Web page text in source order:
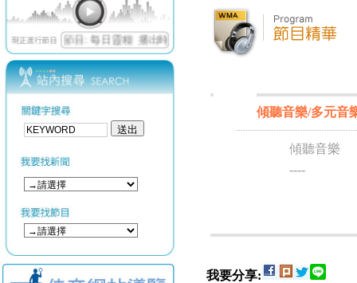
傾聽音樂/多元音
傾聽音樂
----
我要分享: